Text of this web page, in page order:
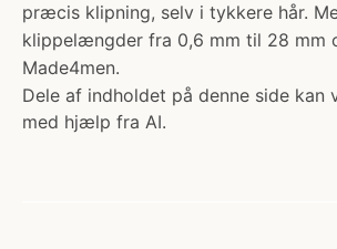
præcis klipning, selv i tykkere hår.
klippelængder fra 0,6 mm til 28 mm
Made4men.
Dele af indholdet på denne side kan
med hjælp fra AI.